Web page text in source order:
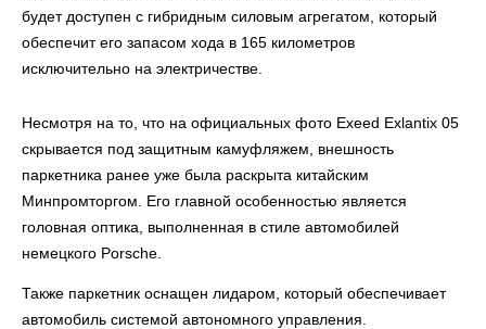
будет доступен с гибридным силовым агрегатом, который
обеспечит его запасом хода в 165 километров
исключительно на электричестве.
Несмотря на то, что на официальных фото Exeed Exlantix 05
скрывается под защитным камуфляжем, внешность
паркетника ранее уже была раскрыта китайским
Минпромторгом. Его главной особенностью является
головная оптика, выполненная в стиле автомобилей
немецкого Porsche.
Также паркетник оснащен лидаром, который обеспечивает
автомобиль системой автономного управления.